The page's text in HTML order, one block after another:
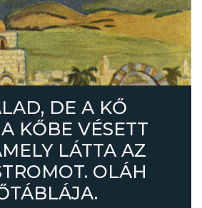
DE A KŐ
KŐBE VÉSETT
LÁTTA AZ
OLÁH